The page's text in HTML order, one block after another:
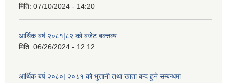
मिति: 07/10/2024 - 14:20
आर्थिक बर्ष २०८१|८२ को बजेट बक्त्तब्य
मिति: 06/26/2024 - 12:12
आर्थिक बर्ष २०८०| २०८१ को भुत्तानी तथा खाता बन्द हुने सम्बन्धमा